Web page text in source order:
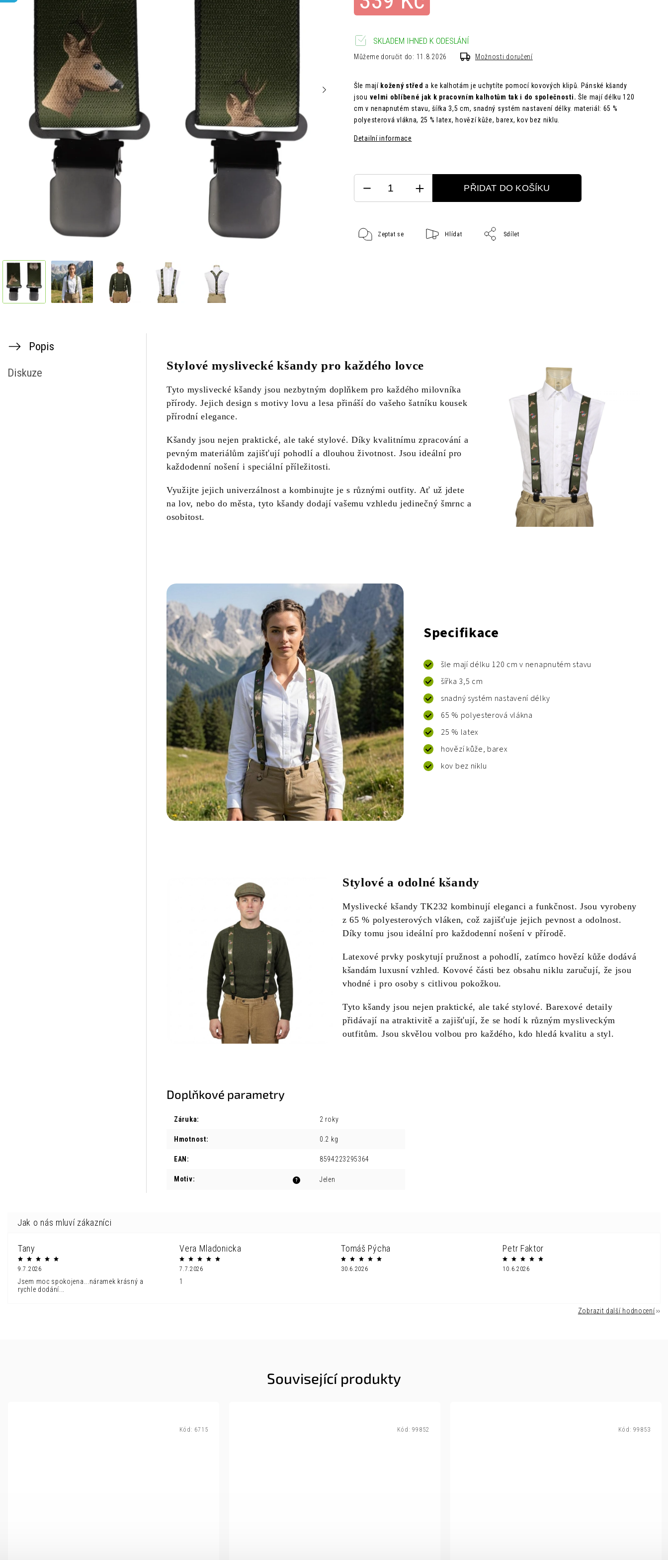
Šle mají kožený střed a ke kalhotám je uchytíte pomocí kovových klipů. Pánské kšandy
jsou velmi oblíbené jak k pracovním kalhotům tak i do společnosti. Šle mají délku 120
cm v nenapnutém stavu, šířka 3,5 cm, snadný systém nastavení délky. materiál: 65 %
polyesterová vlákna, 25 % latex, hovězí kůže, barex, kov bez niklu.
Detailní informace
SKLADEM IHNED K ODESLÁNÍ
Můžeme doručit do: 11.8.2026 Možnosti doručení
PŘIDAT DO KOŠÍKU
Zeptat se Hlídat Sdílet
Popis
Diskuze
Stylové myslivecké kšandy pro každého lovce
Tyto myslivecké kšandy jsou nezbytným doplňkem pro každého milovníka
přírody. Jejich design s motivy lovu a lesa přináší do vašeho šatníku kousek
přírodní elegance.
Kšandy jsou nejen praktické, ale také stylové. Díky kvalitnímu zpracování a
pevným materiálům zajišťují pohodlí a dlouhou životnost. Jsou ideální pro
každodenní nošení i speciální příležitosti.
Využijte jejich univerzálnost a kombinujte je s různými outfity. Ať už jdete
na lov, nebo do města, tyto kšandy dodají vašemu vzhledu jedinečný šmrnc a
osobitost.
Specifikace
šle mají délku 120 cm v nenapnutém stavu
šířka 3,5 cm
snadný systém nastavení délky
65 % polyesterová vlákna
25 % latex
hovězí kůže, barex
kov bez niklu
Stylové a odolné kšandy
Myslivecké kšandy TK232 kombinují eleganci a funkčnost. Jsou vyrobeny
z 65 % polyesterových vláken, což zajišťuje jejich pevnost a odolnost.
Díky tomu jsou ideální pro každodenní nošení v přírodě.
Latexové prvky poskytují pružnost a pohodlí, zatímco hovězí kůže dodává
kšandám luxusní vzhled. Kovové části bez obsahu niklu zaručují, že jsou
vhodné i pro osoby s citlivou pokožkou.
Tyto kšandy jsou nejen praktické, ale také stylové. Barexové detaily
přidávají na atraktivitě a zajišťují, že se hodí k různým mysliveckým
outfitům. Jsou skvělou volbou pro každého, kdo hledá kvalitu a styl.
Doplňkové parametry
Záruka: 2 roky
Hmotnost: 0.2 kg
EAN : 8594223295364
?
Motiv: Jelen
Tany
9.7.2026
Jsem moc spokojena...náramek krásný a
rychle dodání...
Vera Mladonicka
7.7.2026
1
Tomáš Pýcha
30.6.2026
Petr Faktor
10.6.2026
Zobrazit další hodnocení
Související produkty
Kód: 6715 Kód: 99852 Kód: 99853